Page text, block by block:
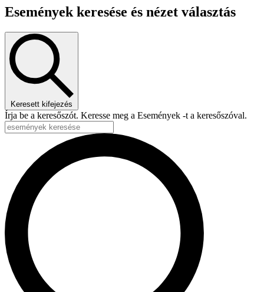
Események keresése és nézet választás
Keresett kifejezés
Írja be a keresőszót. Keresse meg a Események -t a keresőszóval.